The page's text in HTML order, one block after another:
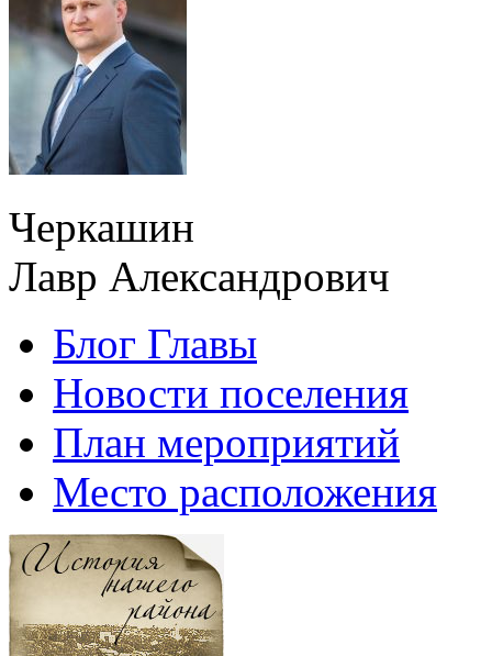
Черкашин
Лавр Александрович
Блог Главы
Новости поселения
План мероприятий
Место расположения